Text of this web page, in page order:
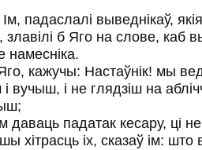
падаслалі выведнікаў,
б Яго на слове, каб
намесніка.
кажучы: Настаўнік! мы
вучыш, і не глядзіш на
даваць падатак кесару, ці
хітрасць іх, сказаў ім: